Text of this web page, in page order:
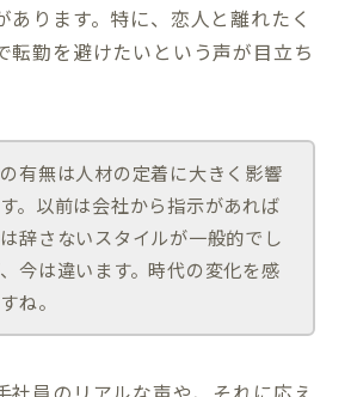
あります。特に、恋人と離れたく
転勤を避けたいという声が目立ち
有無は人材の定着に大きく影響
。以前は会社から指示があれば
辞さないスタイルが一般的でし
今は違います。時代の変化を感
ね。